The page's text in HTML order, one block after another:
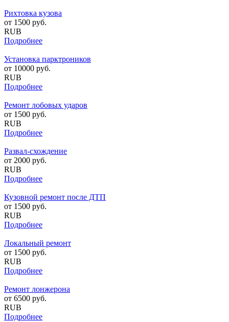
Рихтовка кузова
от 1500 руб.
RUB
Подробнее
Установка парктроников
от 10000 руб.
RUB
Подробнее
Ремонт лобовых ударов
от 1500 руб.
RUB
Подробнее
Развал-схождение
от 2000 руб.
RUB
Подробнее
Кузовной ремонт после ДТП
от 1500 руб.
RUB
Подробнее
Локальный ремонт
от 1500 руб.
RUB
Подробнее
Ремонт лонжерона
от 6500 руб.
RUB
Подробнее